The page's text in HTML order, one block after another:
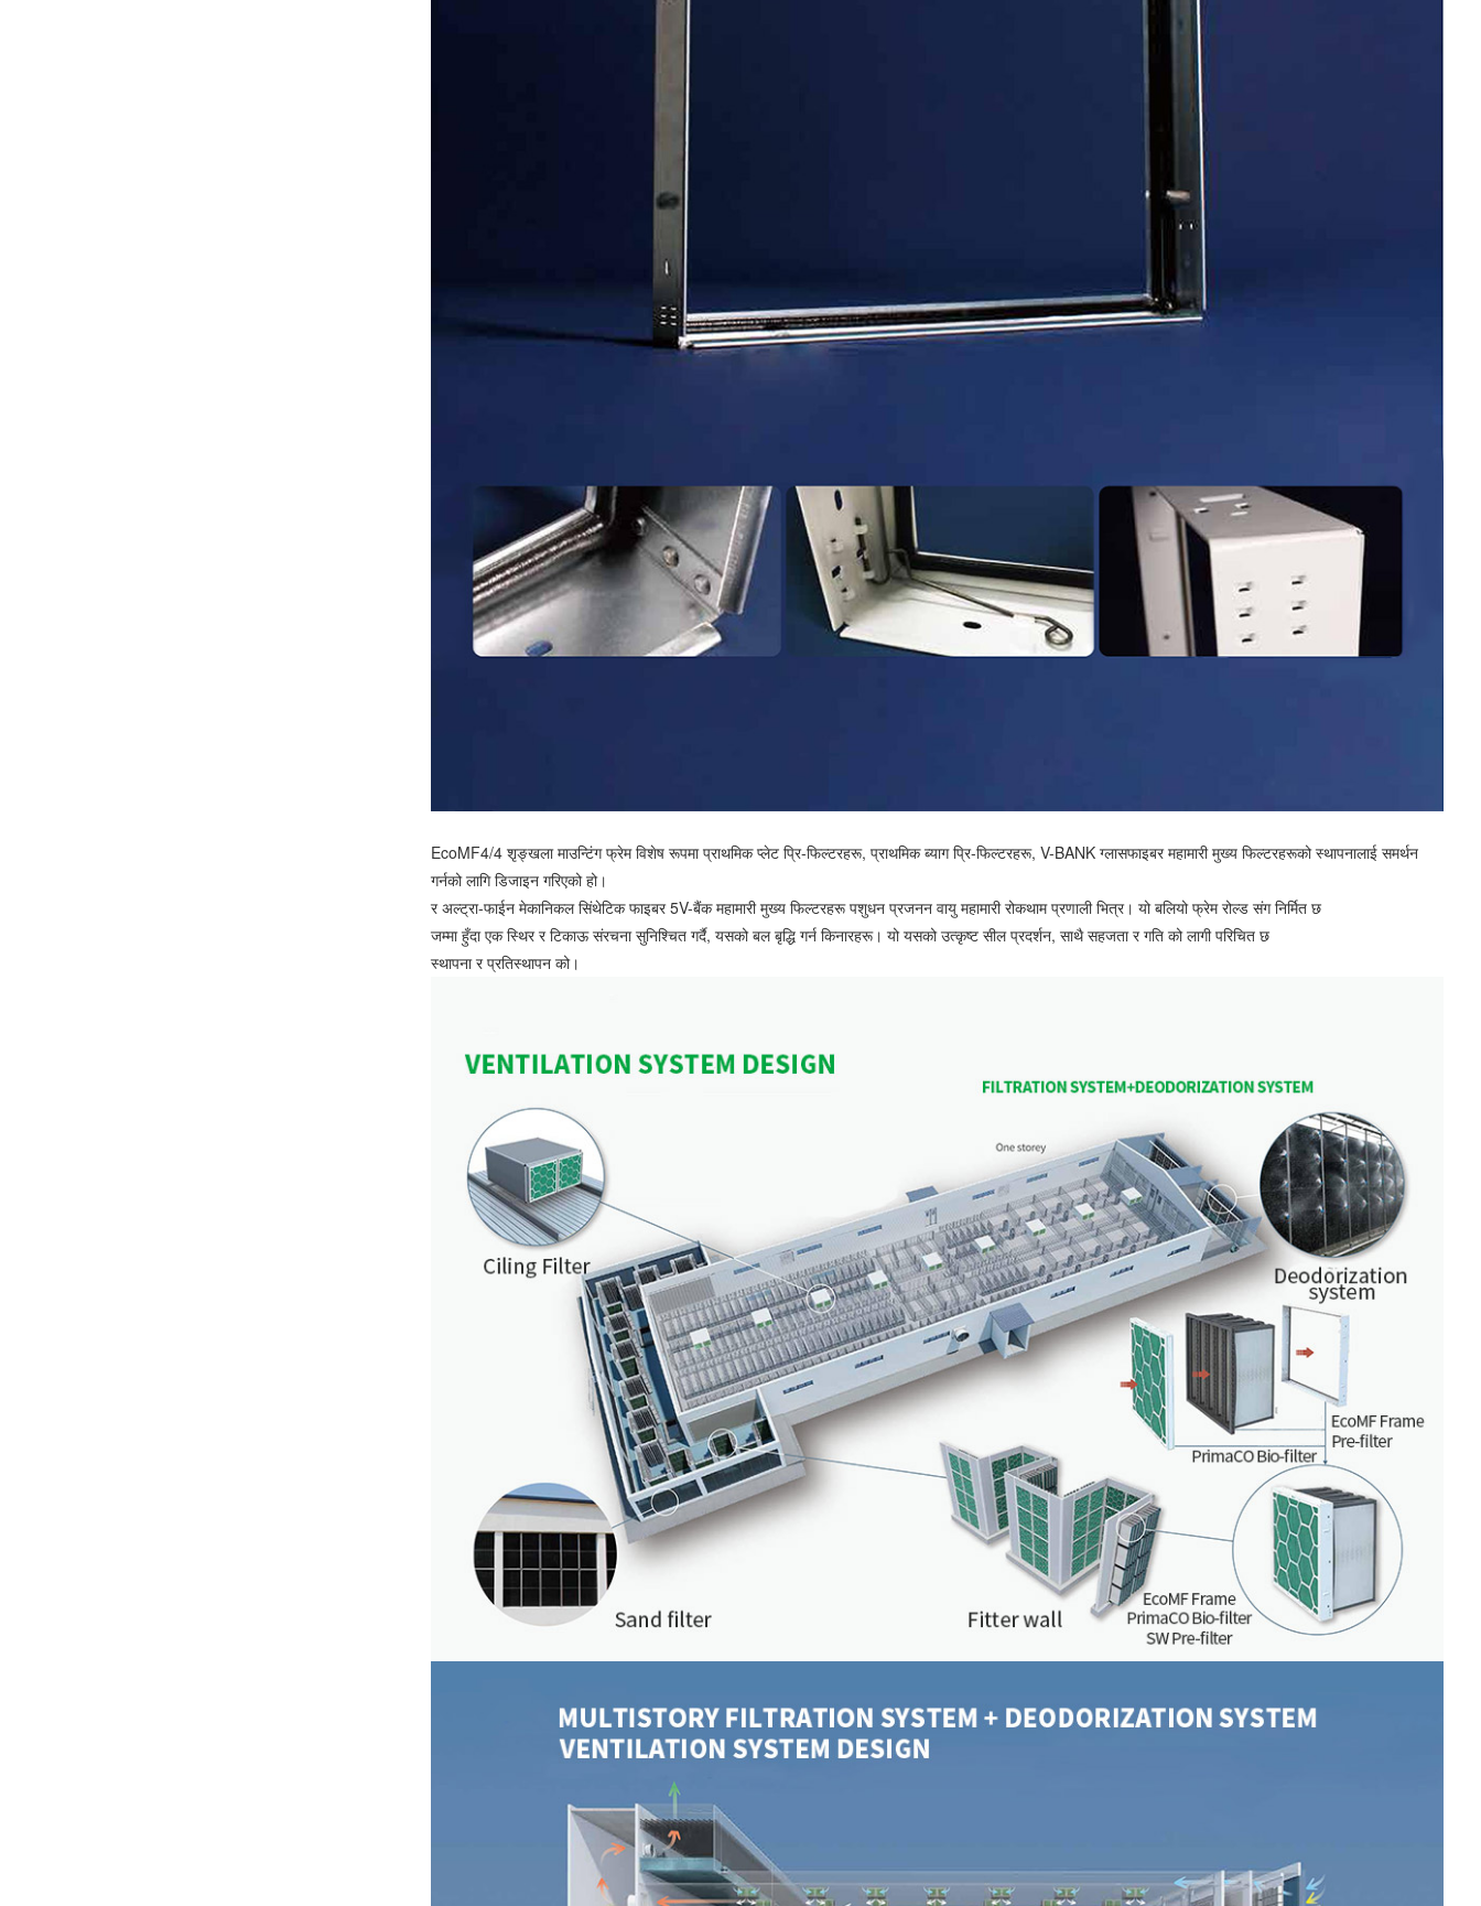
EcoMF4/4 शृङ्खला माउन्टिंग फ्रेम विशेष रूपमा प्राथमिक प्लेट प्रि-फिल्टरहरू, प्राथमिक ब्याग प्रि-फिल्टरहरू, V-BANK ग्लासफाइबर महामारी मुख्य फिल्टरहरूको स्थापनालाई समर्थन
गर्नको लागि डिजाइन गरिएको हो।
र अल्ट्रा-फाईन मेकानिकल सिंथेटिक फाइबर 5V-बैंक महामारी मुख्य फिल्टरहरू पशुधन प्रजनन वायु महामारी रोकथाम प्रणाली भित्र। यो बलियो फ्रेम रोल्ड संग निर्मित छ
जम्मा हुँदा एक स्थिर र टिकाऊ संरचना सुनिश्चित गर्दै, यसको बल बृद्धि गर्न किनारहरू। यो यसको उत्कृष्ट सील प्रदर्शन, साथै सहजता र गति को लागी परिचित छ
स्थापना र प्रतिस्थापन को।